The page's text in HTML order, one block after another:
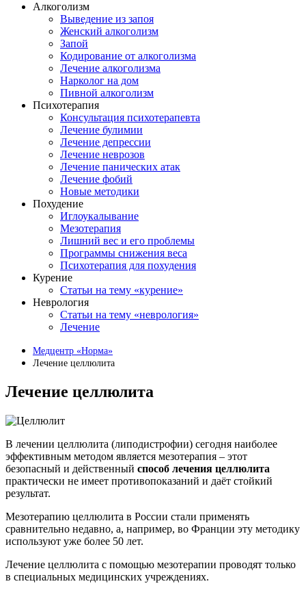
Алкоголизм
Выведение из запоя
Женский алкоголизм
Запой
Кодирование от алкоголизма
Лечение алкоголизма
Нарколог на дом
Пивной алкоголизм
Психотерапия
Консультация психотерапевта
Лечение булимии
Лечение депрессии
Лечение неврозов
Лечение панических атак
Лечение фобий
Новые методики
Похудение
Иглоукалывание
Мезотерапия
Лишний вес и его проблемы
Программы снижения веса
Психотерапия для похудения
Курение
Статьи на тему «курение»
Неврология
Статьи на тему «неврология»
Лечение
Медцентр «Норма»
Лечение целлюлита
Лечение целлюлита
В лечении целлюлита (липодистрофии) сегодня наиболее
эффективным методом является мезотерапия – этот
безопасный и действенный способ лечения целлюлита
практически не имеет противопоказаний и даёт стойкий
результат.
Мезотерапию целлюлита в России стали применять
сравнительно недавно, а, например, во Франции эту методику
используют уже более 50 лет.
Лечение целлюлита с помощью мезотерапии проводят только
в специальных медицинских учреждениях.